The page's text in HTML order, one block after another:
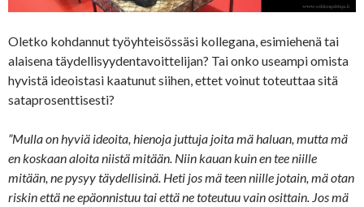
Oletko kohdannut työyhteisössäsi kollegana, esimiehenä tai
alaisena täydellisyydentavoittelijan? Tai onko useampi omista
hyvistä ideoistasi kaatunut siihen, ettet voinut toteuttaa sitä
sataprosenttisesti?
”Mulla on hyviä ideoita, hienoja juttuja joita mä haluan, mutta mä
en koskaan aloita niistä mitään. Niin kauan kuin en tee niille
mitään, ne pysyy täydellisinä. Heti jos mä teen niille jotain, mä otan
riskin että ne epäonnistuu tai että ne toteutuu vain osittain. Jos mä